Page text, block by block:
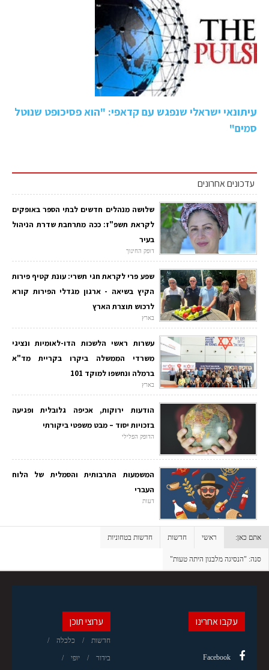
עיתונאי ישראלי שנפגש עם קדאפי: "הוא פסיכופט שנוטל
סמים"
עדכונים אחרונים
שלושה מנהלים חדשים לבתי הספר באופקים
לקראת תשפ"ז: ככה מתרחבת שדרת הניהול
בעיר
דופק החינוך
שפע פרי לקראת חגי תשרי: עונת קטיף פירות
הקיץ בשיאה - ארגון מגדלי הפירות קורא
לרכוש תוצרת הארץ
בארץ
עשרות ראשי הלשכות הדו-לאומיות ונציגי
משרדי הממשלה ביקרו בקריית מד"א
ברמלה ונחשפו למוקד 101
בארץ
הודעות ירוקות, אכיפה גלובלית ופגיעה
בזכויות יסוד – מבט משפטי ביקורתי
הדופק הפלילי
המשמעות התרבותית והסמלית של הלוח
העברי
דעות
אתם כאן: ראשי חדשות חדשות בטחוניות
סנה: "הנסיגה מלבנון היתה טעות"
ערוצי תוכן
חדשות כלכלה
בידור יופי
עקבו אחרינו
Facebook